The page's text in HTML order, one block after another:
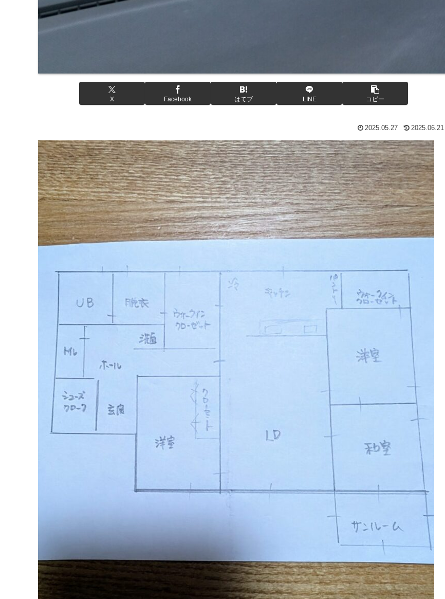
X Facebook はてブ LINE コピー
2025.05.27 2025.06.21